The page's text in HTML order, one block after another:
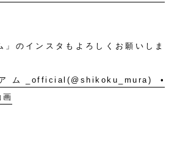
」のインスタもよろしくお願いしま
_official(@shikoku_mura) •